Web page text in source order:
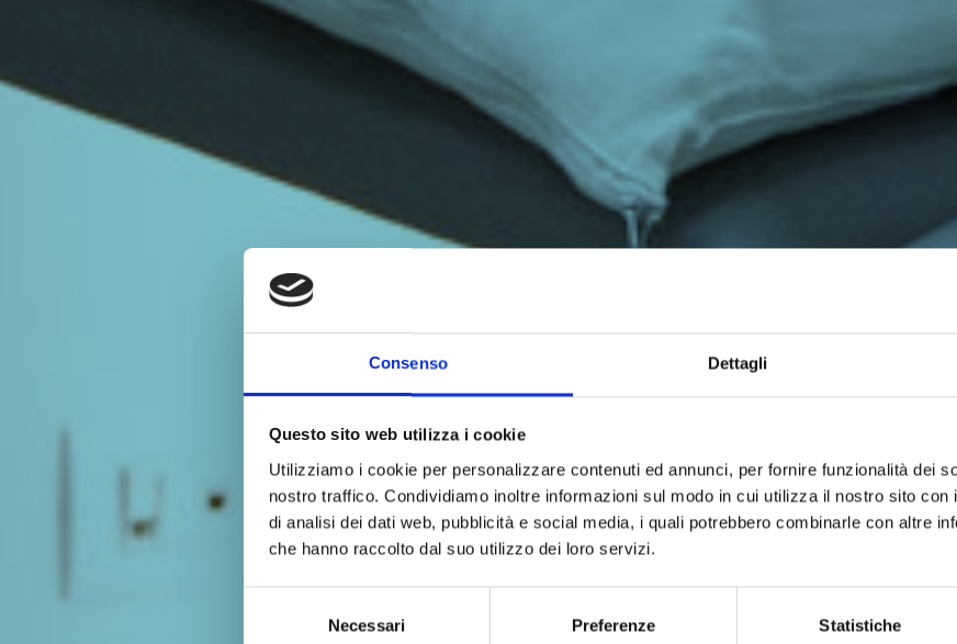
Consenso Dettagli
Questo sito web utilizza i cookie
Utilizziamo i cookie per personalizzare contenuti ed annunci, per fornire funzionalità dei
nostro traffico. Condividiamo inoltre informazioni sul modo in cui utilizza il nostro sito
di analisi dei dati web, pubblicità e social media, i quali potrebbero combinarle con altre
che hanno raccolto dal suo utilizzo dei loro servizi.
Necessari Preferenze Statistiche